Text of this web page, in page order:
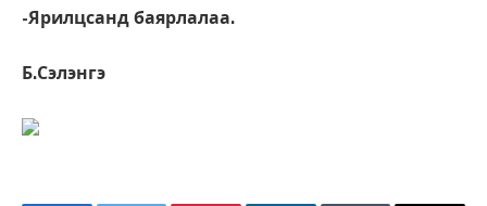
-Ярилцсанд баярлалаа.
Б.Сэлэнгэ